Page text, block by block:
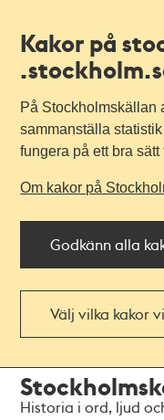
Kakor på
På Stockholmskällan
sammanställa
fungera på ett bra sätt
Om kakor på
Godkänn alla
Välj vilka kakor
navigationen
huvudinnehållet
Historia i ord, ljud